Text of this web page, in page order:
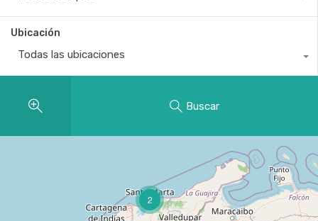
Ubicación
Todas las ubicaciones
Buscar
2